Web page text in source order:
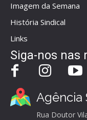
Imagem da Semana
História Sindical
Links
Siga-nos nas
Agência
Rua Doutor